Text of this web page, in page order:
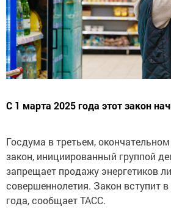
С 1 марта 2025 года этот закон
Госдума в третьем,
закон, инициированный группой
запрещает продажу энергетиков
совершеннолетия. Закон вступит
года, сообщает ТАСС.